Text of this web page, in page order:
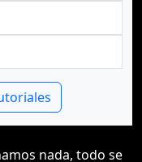
nada, todo se